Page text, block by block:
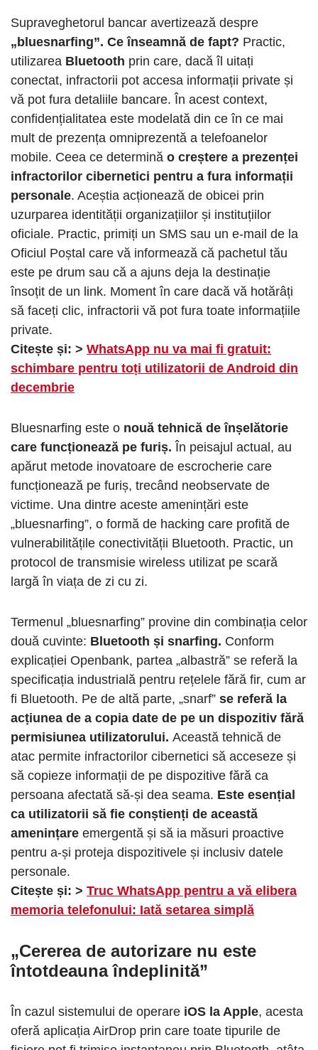
Supraveghetorul bancar avertizează despre
„bluesnarfing”. Ce înseamnă de fapt? Practic,
utilizarea Bluetooth prin care, dacă îl uitați
conectat, infractorii pot accesa informații private și
vă pot fura detaliile bancare. În acest context,
confidențialitatea este modelată din ce în ce mai
mult de prezența omniprezentă a telefoanelor
mobile. Ceea ce determină o creștere a prezenței
infractorilor cibernetici pentru a fura informații
personale. Aceștia acționează de obicei prin
uzurparea identității organizațiilor și instituțiilor
oficiale. Practic, primiți un SMS sau un e-mail de la
Oficiul Poștal care vă informează că pachetul tău
este pe drum sau că a ajuns deja la destinație
însoțit de un link. Moment în care dacă vă hotărâți
să faceți clic, infractorii vă pot fura toate informațiile
private.
Citește și: > WhatsApp nu va mai fi gratuit:
schimbare pentru toți utilizatorii de Android din
decembrie
Bluesnarfing este o nouă tehnică de înșelătorie
care funcționează pe furiș. În peisajul actual, au
apărut metode inovatoare de escrocherie care
funcționează pe furiș, trecând neobservate de
victime. Una dintre aceste amenințări este
„bluesnarfing”, o formă de hacking care profită de
vulnerabilitățile conectivității Bluetooth. Practic, un
protocol de transmisie wireless utilizat pe scară
largă în viața de zi cu zi.
Termenul „bluesnarfing” provine din combinația celor
două cuvinte: Bluetooth și snarfing. Conform
explicației Openbank, partea „albastră” se referă la
specificația industrială pentru rețelele fără fir, cum ar
fi Bluetooth. Pe de altă parte, „snarf” se referă la
acțiunea de a copia date de pe un dispozitiv fără
permisiunea utilizatorului. Această tehnică de
atac permite infractorilor cibernetici să acceseze și
să copieze informații de pe dispozitive fără ca
persoana afectată să-și dea seama. Este esențial
ca utilizatorii să fie conștienți de această
amenințare emergentă și să ia măsuri proactive
pentru a-și proteja dispozitivele și inclusiv datele
personale.
Citește și: > Truc WhatsApp pentru a vă elibera
memoria telefonului: Iată setarea simplă
„Cererea de autorizare nu este
întotdeauna îndeplinită”
În cazul sistemului de operare iOS la Apple, acesta
oferă aplicația AirDrop prin care toate tipurile de